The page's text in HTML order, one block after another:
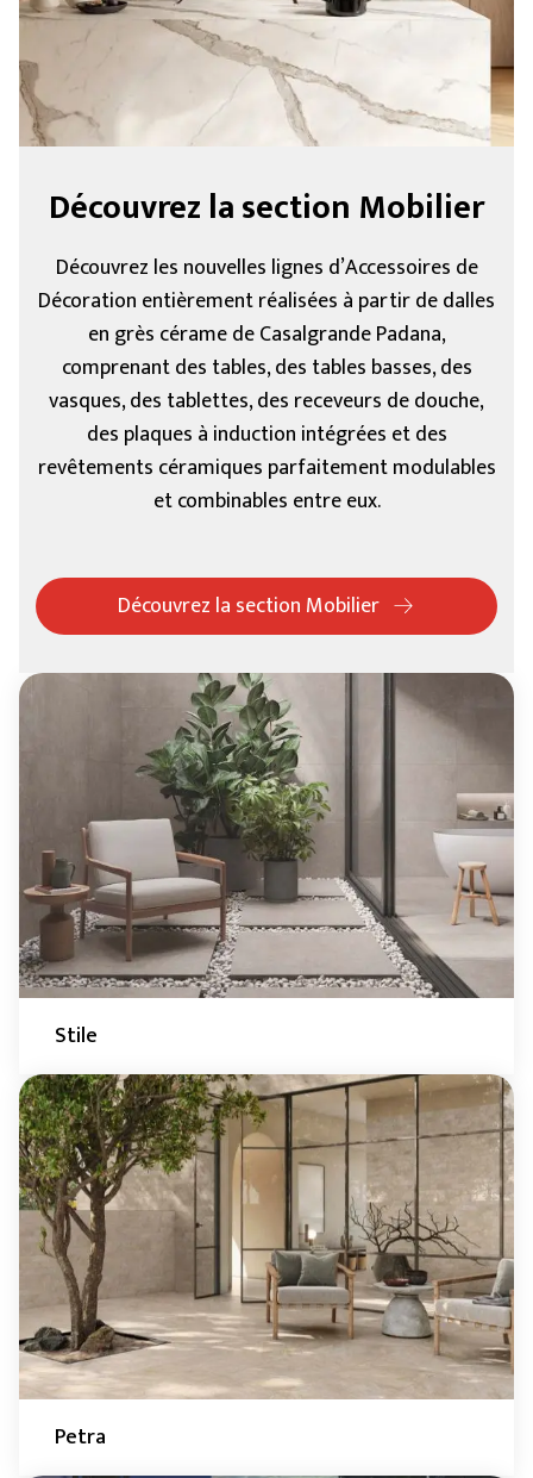
Découvrez la section Mobilier
Découvrez les nouvelles lignes d’Accessoires de
Décoration entièrement réalisées à partir de dalles
en grès cérame de Casalgrande Padana,
comprenant des tables, des tables basses, des
vasques, des tablettes, des receveurs de douche,
des plaques à induction intégrées et des
revêtements céramiques parfaitement modulables
et combinables entre eux.
Découvrez la section Mobilier
Stile
Petra